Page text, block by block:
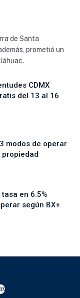
de Santa
prometió un
CDMX
del 13 al 16
modos de operar
en 6.5%
según BX+